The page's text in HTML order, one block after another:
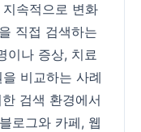
속적으로 변화
직접 검색하는
이나 증상, 치료
비교하는 사례
검색 환경에서
로그와 카페, 웹